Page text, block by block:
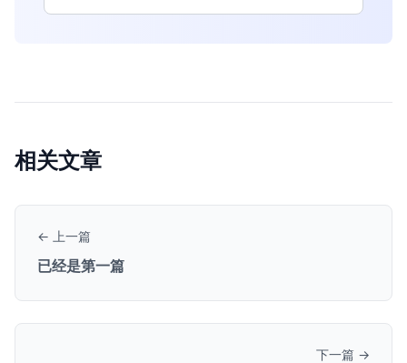
相关文章
← 上一篇
已经是第一篇
下一篇 →